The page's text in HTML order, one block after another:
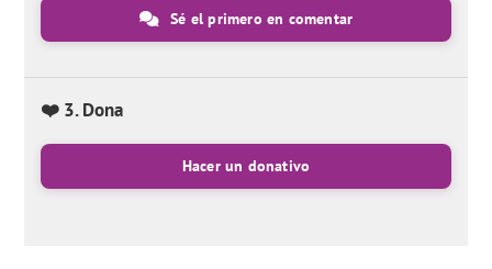
Sé el primero en comentar
❤️ 3. Dona
Hacer un donativo